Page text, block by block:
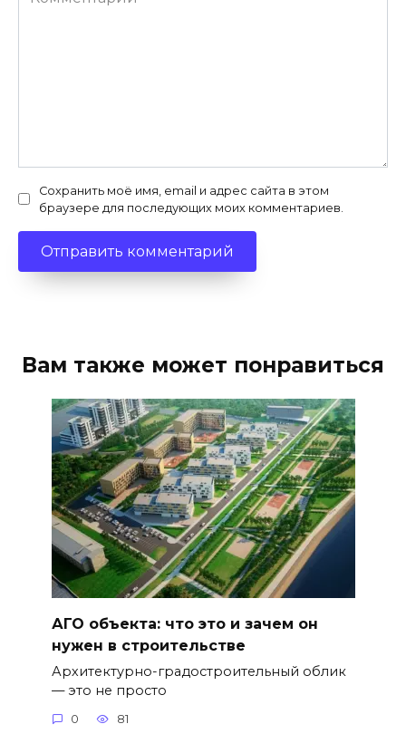
Сохранить моё имя, email и адрес сайта в этом
браузере для последующих моих комментариев.
Вам также может понравиться
АГО объекта: что это и зачем он
нужен в строительстве
Архитектурно-градостроительный облик
— это не просто
0 81